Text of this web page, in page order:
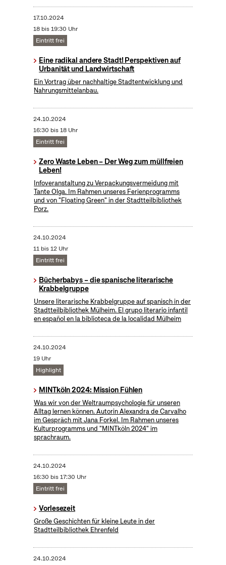
17.10.2024
18 bis 19:30 Uhr
Eintritt frei
Eine radikal andere Stadt! Perspektiven auf
Urbanität und Landwirtschaft
Ein Vortrag über nachhaltige Stadtentwicklung und
Nahrungsmittelanbau.
24.10.2024
16:30 bis 18 Uhr
Eintritt frei
Zero Waste Leben – Der Weg zum müllfreien
Leben!
Infoveranstaltung zu Verpackungsvermeidung mit
Tante Olga. Im Rahmen unseres Ferienprogramms
und von "Floating Green" in der Stadtteilbibliothek
Porz.
24.10.2024
11 bis 12 Uhr
Eintritt frei
Bücherbabys – die spanische literarische
Krabbelgruppe
Unsere literarische Krabbelgruppe auf spanisch in der
Stadtteilbibliothek Mülheim. El grupo literario infantil
en español en la biblioteca de la localidad Mülheim
24.10.2024
19 Uhr
Highlight
MINTköln 2024: Mission Fühlen
Was wir von der Weltraumpsychologie für unseren
Alltag lernen können. Autorin Alexandra de Carvalho
im Gespräch mit Jana Forkel. Im Rahmen unseres
Kulturprogramms und "MINTköln 2024" im
sprachraum.
24.10.2024
16:30 bis 17:30 Uhr
Eintritt frei
Vorlesezeit
Große Geschichten für kleine Leute in der
Stadtteilbibliothek Ehrenfeld
24.10.2024